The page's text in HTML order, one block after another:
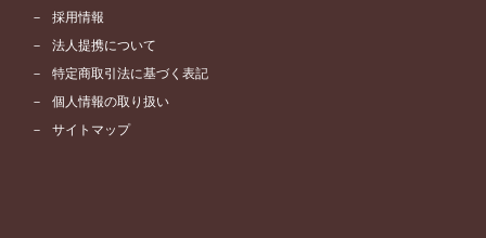
採用情報
法人提携について
特定商取引法に基づく表記
個人情報の取り扱い
サイトマップ